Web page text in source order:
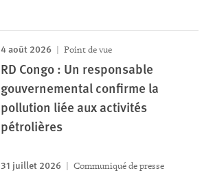
4 août 2026 Point de vue
RD Congo : Un responsable
gouvernemental confirme la
pollution liée aux activités
pétrolières
31 juillet 2026 Communiqué de presse